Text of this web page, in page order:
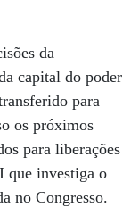
da
capital do poder
para
os próximos
para liberações
que investiga o
no Congresso.